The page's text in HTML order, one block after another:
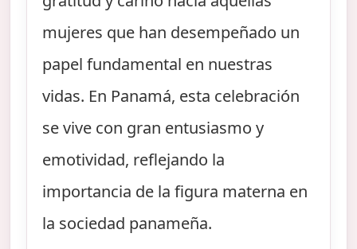
mujeres que han desempeñado un
papel fundamental en nuestras
vidas. En Panamá, esta celebración
se vive con gran entusiasmo y
emotividad, reflejando la
importancia de la figura materna en
la sociedad panameña.